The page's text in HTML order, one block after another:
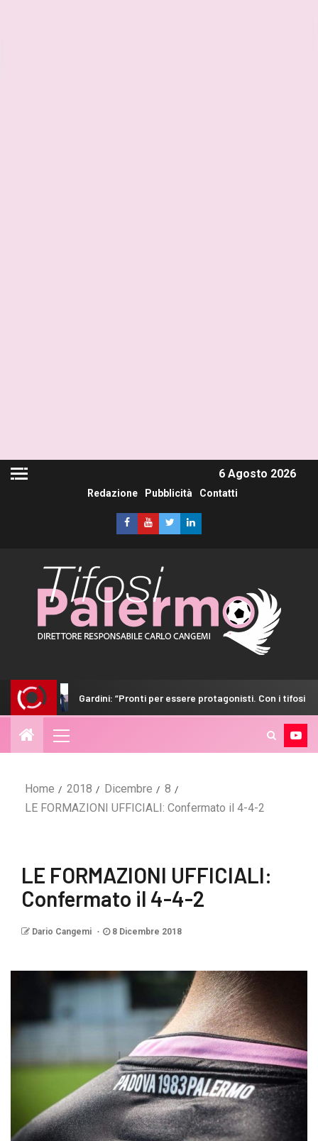
6 Agosto 2026
Redazione Pubblicità Contatti
Gardini: “Pronti per essere protagonisti. Con i tifosi nulla è impossibile”
Home 2018 Dicembre
8
LE FORMAZIONI UFFICIALI: Confermato il 4-4-2
LE FORMAZIONI UFFICIALI:
Confermato il 4-4-2
Dario Cangemi 8 Dicembre 2018